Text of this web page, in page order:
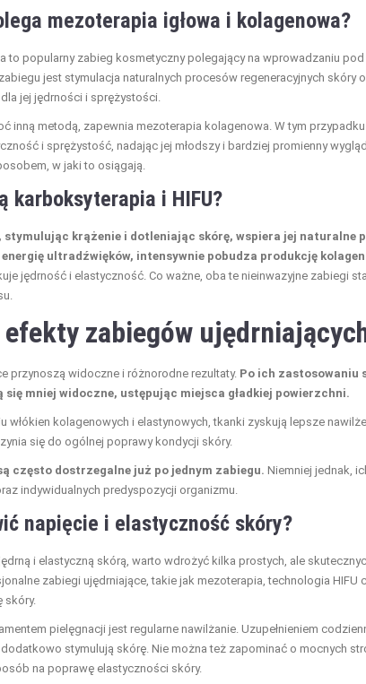
mezoterapia igłowa i kolagenowa?
to popularny zabieg kosmetyczny polegający na wprowadzaniu
jest stymulacja naturalnych procesów regeneracyjnych skóry
jej jędrności i sprężystości.
inną metodą, zapewnia mezoterapia kolagenowa. W tym
i sprężystość, nadając jej młodszy i bardziej promienny
w jaki to osiągają.
karboksyterapia i HIFU?
stymulując krążenie i dotleniając skórę, wspiera jej naturalne
ultradźwięków, intensywnie pobudza produkcję
jędrność i elastyczność. Co ważne, oba te nieinwazyjne zabiegi
efekty zabiegów
przynoszą widoczne i różnorodne rezultaty. Po ich zastosowaniu
mniej widoczne, ustępując miejsca gładkiej powierzchni.
włókien kolagenowych i elastynowych, tkanki zyskują lepsze
się do ogólnej poprawy kondycji skóry.
często dostrzegalne już po jednym zabiegu. Niemniej jednak,
indywidualnych predyspozycji organizmu.
napięcie i elastyczność skóry?
i elastyczną skórą, warto wdrożyć kilka prostych, ale
zabiegi ujędrniające, takie jak mezoterapia, technologia
skóry.
pielęgnacji jest regularne nawilżanie. Uzupełnieniem
stymulują skórę. Nie można też zapominać o mocnych
na poprawę elastyczności skóry.